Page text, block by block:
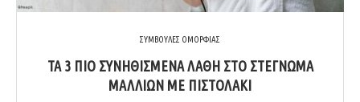
ΣΥΜΒΟΥΛΕΣ ΟΜΟΡΦΙΑΣ
ΤΑ 3 ΠΙΟ ΣΥΝΗΘΙΣΜΈΝΑ ΛΆΘΗ ΣΤΟ ΣΤΈΓΝΩΜΑ
ΜΑΛΛΙΏΝ ΜΕ ΠΙΣΤΟΛΆΚΙ